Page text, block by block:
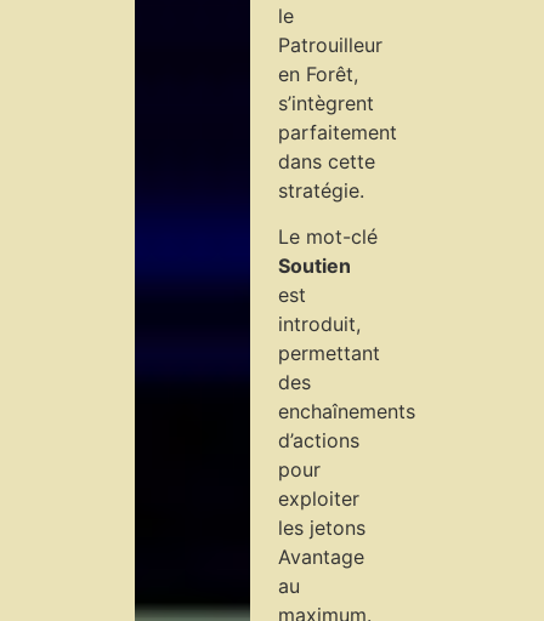
le
Patrouilleur
en Forêt,
s’intègrent
parfaitement
dans cette
stratégie.
Le mot-clé
Soutien
est
introduit,
permettant
des
enchaînements
d’actions
pour
exploiter
les jetons
Avantage
au
maximum.